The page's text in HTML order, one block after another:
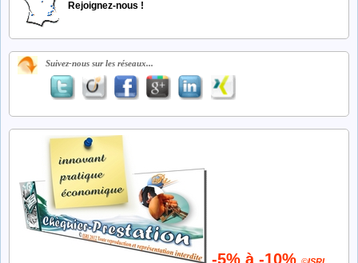
Rejoignez-nous !
Suivez-nous sur les réseaux...
-5% à -10% ©ISRI